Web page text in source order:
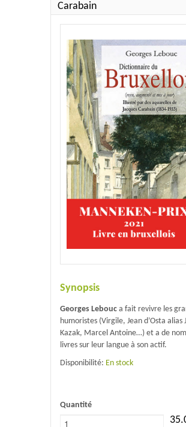
Carabain
Synopsis
Georges Lebouc a fait revivre les
humoristes (Virgile, Jean d’Osta alias
Kazak, Marcel Antoine…) et a de
livres sur leur langue à son actif.
Disponibilité: En stock
Quantité